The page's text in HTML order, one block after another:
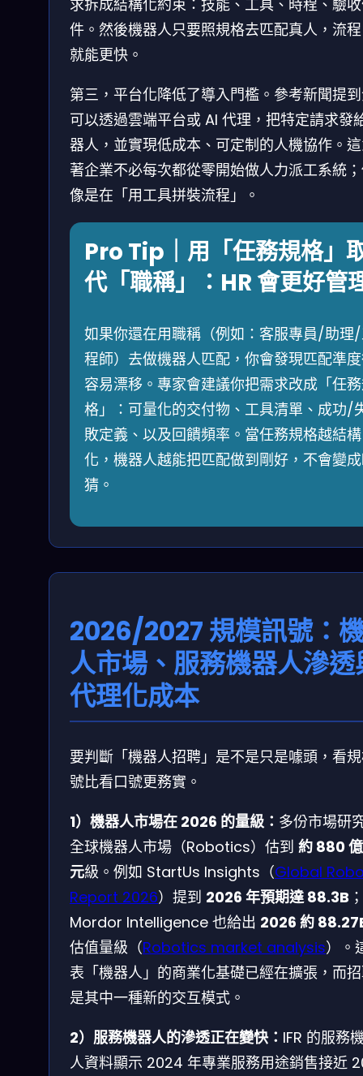
求拆成結構化約束：技能、工具、時程、驗
件。然後機器人只要照規格去匹配真人，流
就能更快。
第三，平台化降低了導入門檻。參考新聞提
可以透過雲端平台或 AI 代理，把特定請求發
器人，並實現低成本、可定制的人機協作。
著企業不必每次都從零開始做人力派工系統
像是在「用工具拼裝流程」。
Pro Tip｜用「任務規格」
代「職稱」：HR 會更好管
如果你還在用職稱（例如：客服專員/助理
程師）去做機器人匹配，你會發現匹配準
容易漂移。專家會建議你把需求改成「任
格」：可量化的交付物、工具清單、成功/
敗定義、以及回饋頻率。當任務規格越結構
化，機器人越能把匹配做到剛好，不會變
猜。
2026/2027 規模訊號：
人市場、服務機器人滲透
代理化成本
要判斷「機器人招聘」是不是只是噱頭，看
號比看口號更務實。
1）機器人市場在 2026 的量級： 多份市場研
全球機器人市場（Robotics）估到 約 880
元級。例如 StartUs Insights（Global
Report 2026）提到 2026 年預期達 88.3B ；
Mordor Intelligence 也給出 2026 約
估值量級（Robotics market analysis）。
表「機器人」的商業化基礎已經在擴張，而
是其中一種新的交互模式。
2）服務機器人的滲透正在變快： IFR 的服務
人資料顯示 2024 年專業服務用途銷售接近